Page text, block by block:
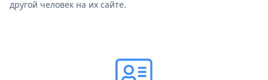
другой человек на их сайте.